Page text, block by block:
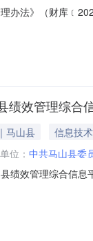
办法》（财库
同链接部门（单位
绩效管理综合
马山县
信息技术
位： 中共马山县委
绩效管理综合信
座2.废标结果: